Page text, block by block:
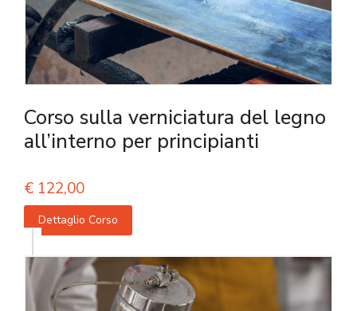
Corso sulla verniciatura del legno
all’interno per principianti
€ 122,00
Dettaglio Corso